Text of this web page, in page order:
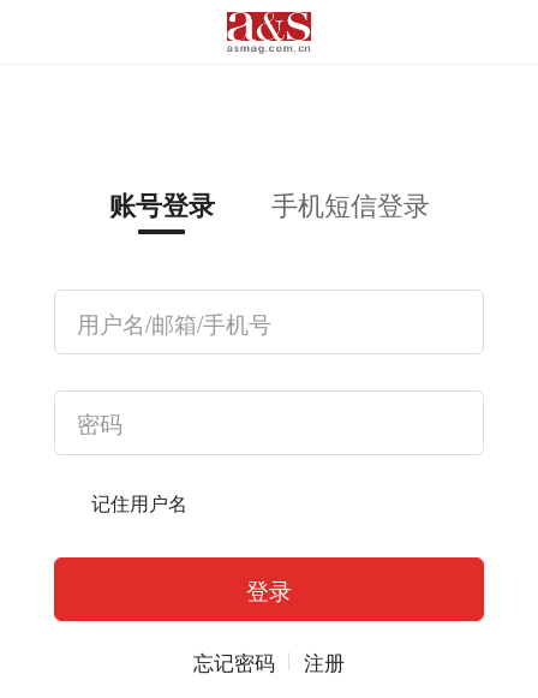
账号登录 手机短信登录
记住用户名
忘记密码 注册